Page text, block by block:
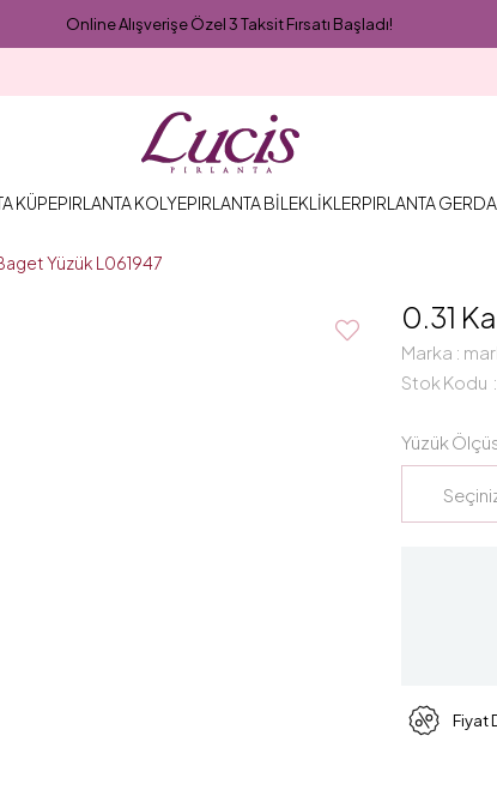
Online Alışverişe Özel 3 Taksit Fırsatı Başladı!
KÜPEPIRLANTA KOLYEPIRLANTA BİLEKLİKLERPIRLANTA
Yüzük L061947
0.31
Marka :
Stok Kodu
Yüzük
Fiyat